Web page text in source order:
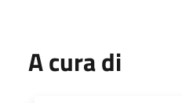
A cura di